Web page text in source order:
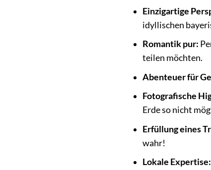
Einzigartige
idyllischen
Romantik pur:
teilen möchten.
Abenteuer für
Fotografische
Erde so nicht
Erfüllung eines
wahr!
Lokale Expertise: